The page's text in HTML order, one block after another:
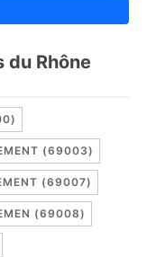
du Rhône
(69003)
(69007)
(69008)